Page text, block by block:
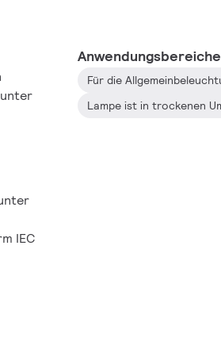
Anwendungsbereiche
IEC